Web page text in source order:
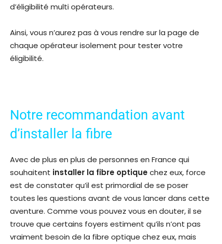
d’éligibilité multi opérateurs.
Ainsi, vous n’aurez pas à vous rendre sur la page de
chaque opérateur isolement pour tester votre
éligibilité.
Notre recommandation avant
d’installer la fibre
Avec de plus en plus de personnes en France qui
souhaitent installer la fibre optiquechez eux, force
est de constater qu’il est primordial de se poser
toutes les questions avant de vous lancer dans cette
aventure. Comme vous pouvez vous en douter, il se
trouve que certains foyers estiment qu’ils n’ont pas
vraiment besoin de la fibre optique chez eux, mais